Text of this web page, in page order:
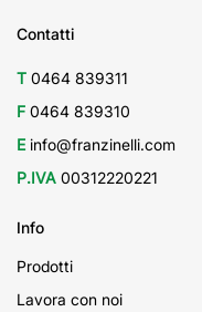
Contatti
T 0464 839311
F 0464 839310
E info@franzinelli.com
P.IVA 00312220221
Info
Prodotti
Lavora con noi